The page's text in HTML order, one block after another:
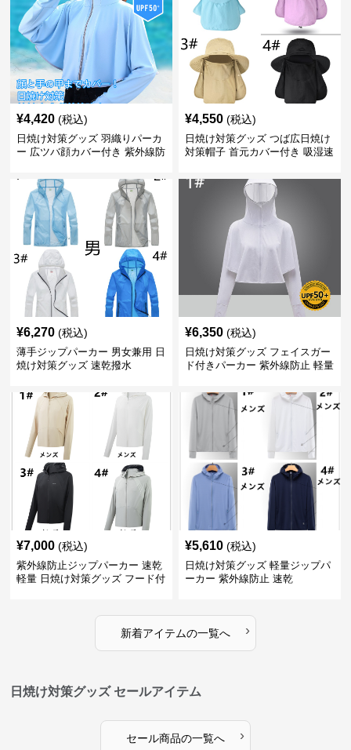
¥4,420 (税込)
日焼け対策グッズ 羽織りパーカ
ー 広ツバ顔カバー付き 紫外線防
¥4,550 (税込)
日焼け対策グッズ つば広日焼け
対策帽子 首元カバー付き 吸湿速
¥6,270 (税込)
薄手ジップパーカー 男女兼用 日
焼け対策グッズ 速乾撥水
¥6,350 (税込)
日焼け対策グッズ フェイスガー
ド付きパーカー 紫外線防止 軽量
¥7,000 (税込)
紫外線防止ジップパーカー 速乾
軽量 日焼け対策グッズ フード付
¥5,610 (税込)
日焼け対策グッズ 軽量ジップパ
ーカー 紫外線防止 速乾
新着アイテムの一覧へ ›
日焼け対策グッズ セールアイテム
セール商品の一覧へ ›